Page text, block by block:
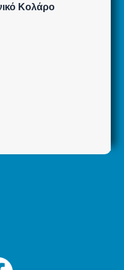
Κολάρο